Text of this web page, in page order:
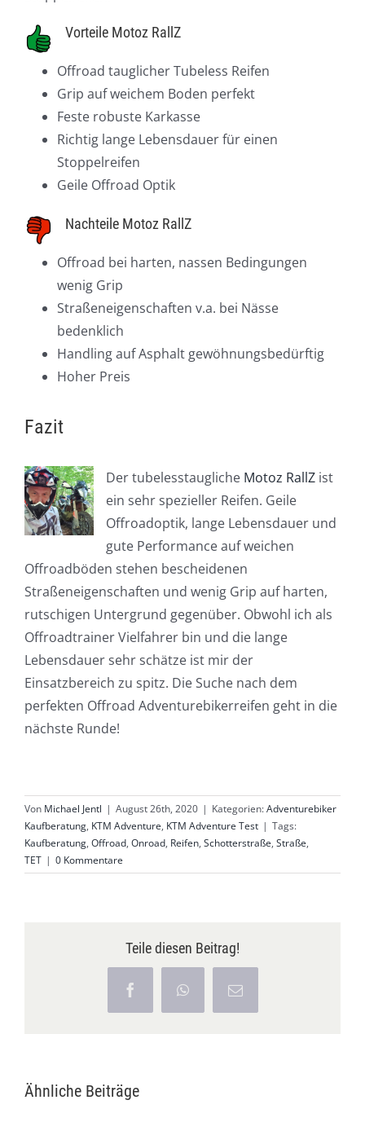
Vorteile Motoz RallZ
Offroad tauglicher Tubeless Reifen
Grip auf weichem Boden perfekt
Feste robuste Karkasse
Richtig lange Lebensdauer für einen
Stoppelreifen
Geile Offroad Optik
Nachteile Motoz RallZ
Offroad bei harten, nassen Bedingungen
wenig Grip
Straßeneigenschaften v.a. bei Nässe
bedenklich
Handling auf Asphalt gewöhnungsbedürftig
Hoher Preis
Fazit
Der tubelesstaugliche Motoz RallZ ist
ein sehr spezieller Reifen. Geile
Offroadoptik, lange Lebensdauer und
gute Performance auf weichen
Offroadböden stehen bescheidenen
Straßeneigenschaften und wenig Grip auf harten,
rutschigen Untergrund gegenüber. Obwohl ich als
Offroadtrainer Vielfahrer bin und die lange
Lebensdauer sehr schätze ist mir der
Einsatzbereich zu spitz. Die Suche nach dem
perfekten Offroad Adventurebikerreifen geht in die
nächste Runde!
Von Michael Jentl | August 26th, 2020 | Kategorien:Adventurebiker
Kaufberatung, KTM Adventure, KTM Adventure Test | Tags:
Kaufberatung, Offroad, Onroad, Reifen, Schotterstraße, Straße,
TET | 0 Kommentare
Teile diesen Beitrag!
FacebookWhatsApp
E-
Mail
Ähnliche Beiträge